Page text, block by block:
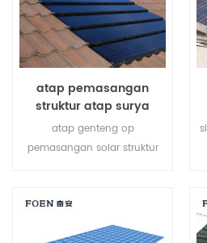
atap pemasangan
struktur atap surya
atap genteng op
pemasangan solar struktur
perumahan dan komersial.